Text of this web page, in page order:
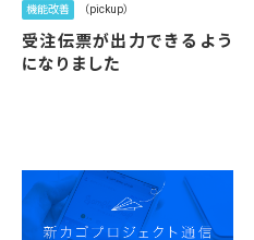
機能改善 （pickup）
受注伝票が出力できるよう
になりました